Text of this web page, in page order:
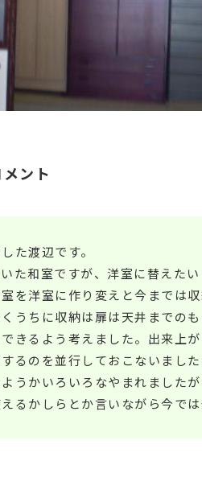
ント
た渡辺です。
た和室ですが、洋室に替えたい
を洋室に作り変えと今までは
うちに収納は扉は天井までの
きるよう考えました。出来上
るのを並行しておこないまし
うかいろいろなやまれました
るかしらとか言いながら今で